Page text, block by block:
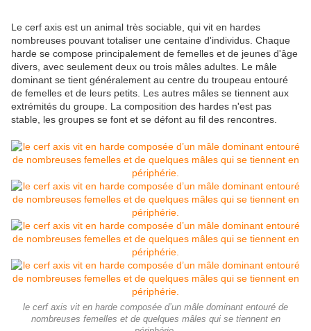
Le cerf axis est un animal très sociable, qui vit en hardes
nombreuses pouvant totaliser une centaine d'individus. Chaque
harde se compose principalement de femelles et de jeunes d'âge
divers, avec seulement deux ou trois mâles adultes. Le mâle
dominant se tient généralement au centre du troupeau entouré
de femelles et de leurs petits. Les autres mâles se tiennent aux
extrémités du groupe. La composition des hardes n'est pas
stable, les groupes se font et se défont au fil des rencontres.
le cerf axis vit en harde composée d’un mâle dominant entouré de
nombreuses femelles et de quelques mâles qui se tiennent en